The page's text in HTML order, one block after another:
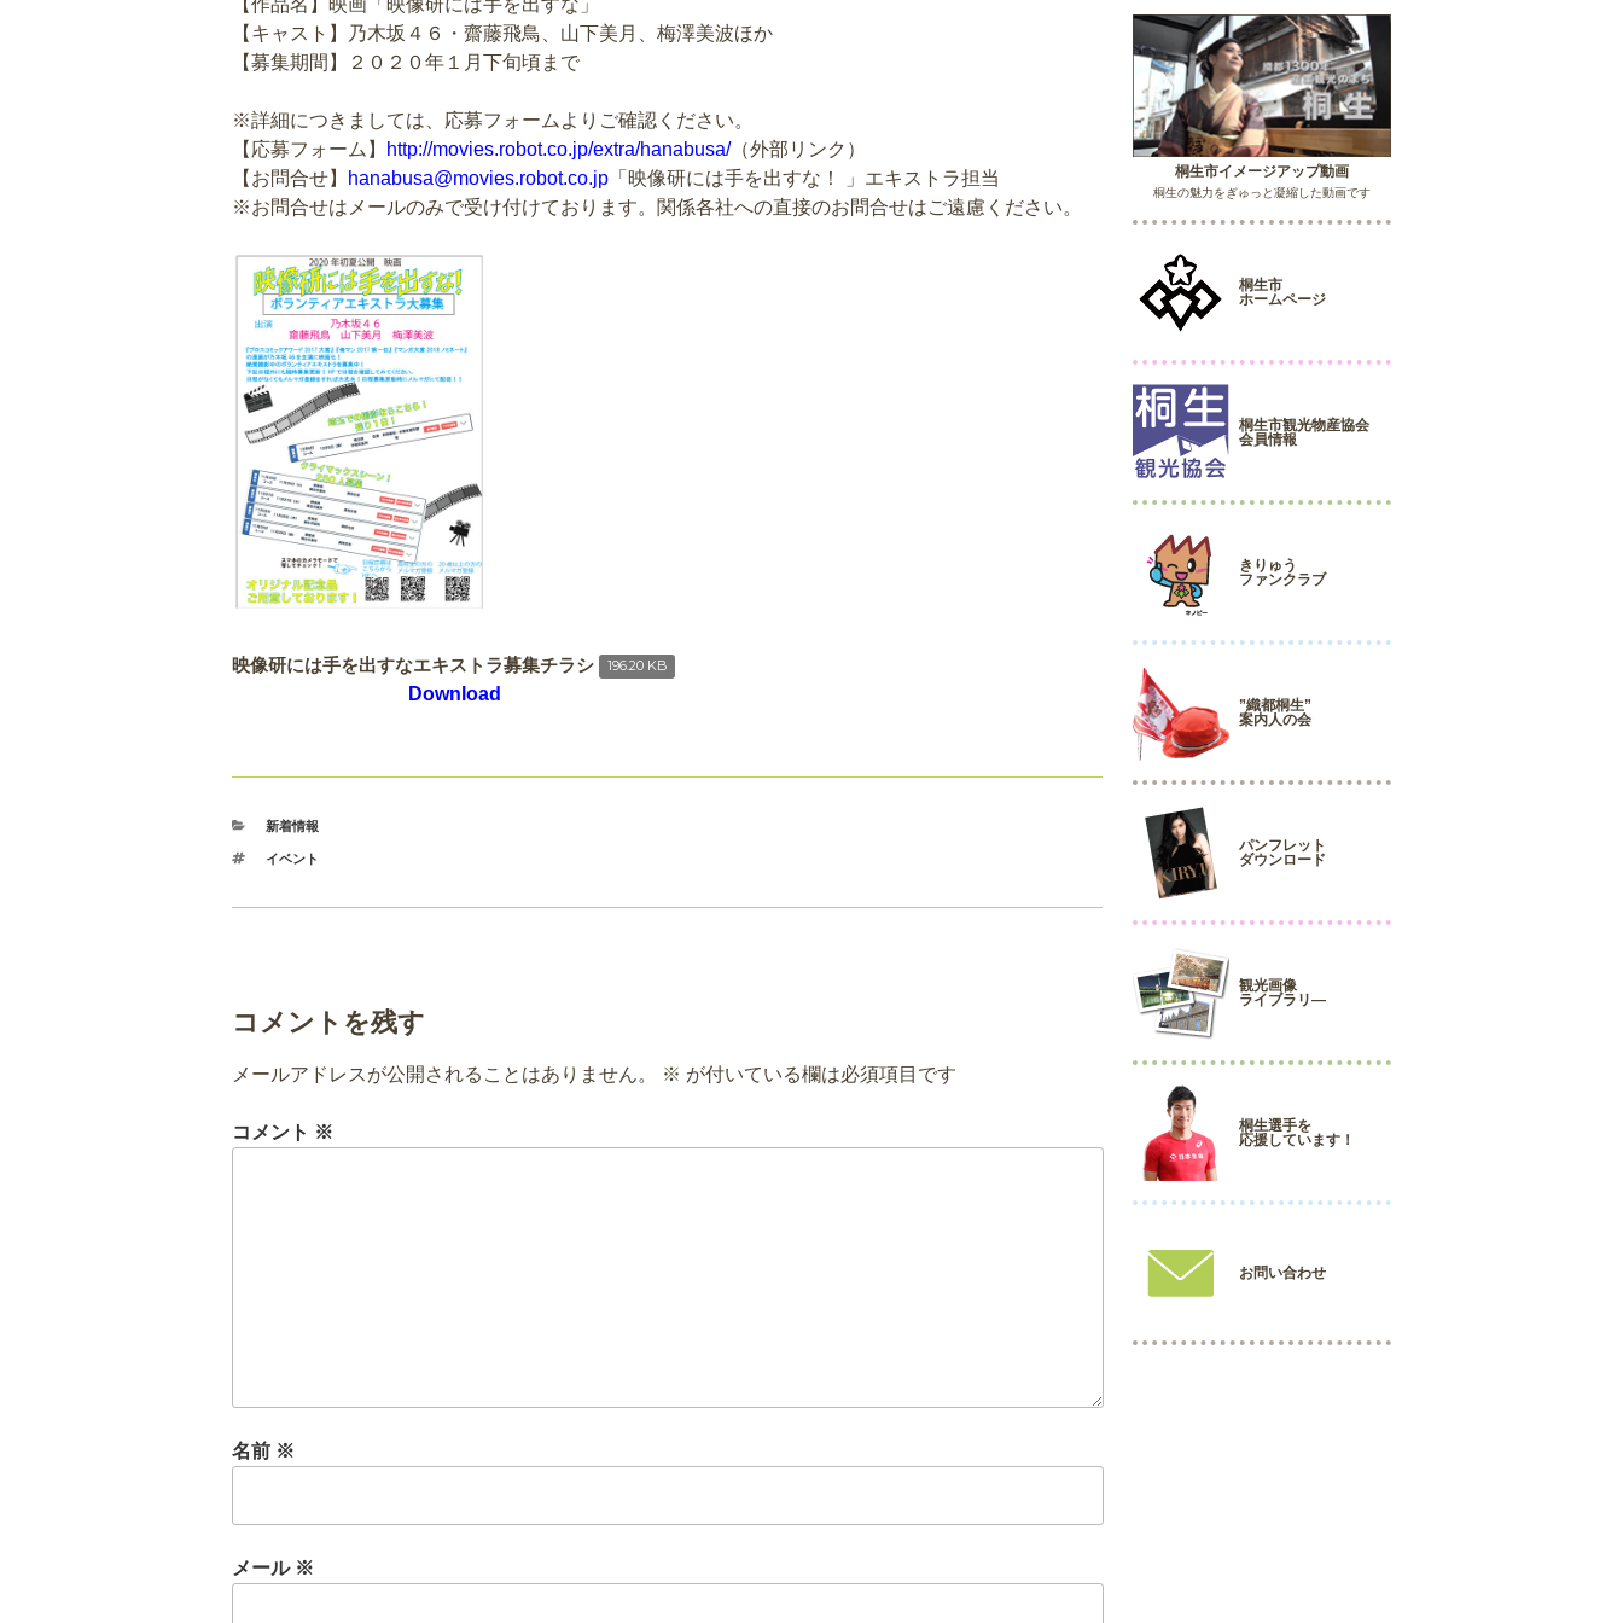
【キャスト】乃木坂４６・齋藤飛鳥、山下美月、梅澤美波ほか
【募集期間】２０２０年１月下旬頃まで
※詳細につきましては、応募フォームよりご確認ください。
【応募フォーム】
http://movies.robot.co.jp/extra/hanabusa/（外部リンク）
【お問合せ】
hanabusa@movies.robot.co.jp 「映像研には手を出すな！ 」エキストラ担当
※お問合せはメールのみで受け付けております。関係各社への直接のお問合せはご遠慮ください。
映像研には手を出すなエキストラ募集チラシ 196.20 KB
Download
カ
ゴ
新着情報
タ
イベント
コメントを残す
メールアドレスが公開されることはありません。 ※ が付いている欄は必須項目です
コメント ※
名前 ※
メール ※
桐生市イメージアップ動画
桐生の魅力をぎゅっと凝縮した動画です
桐生市
ホームページ
桐生市観光物産協会
会員情報
きりゅう
ファンクラブ
”織都桐生”
案内人の会
パンフレット
ダウンロード
観光画像
ライブラリ―
桐生選手を
応援しています！
お問い合わせ